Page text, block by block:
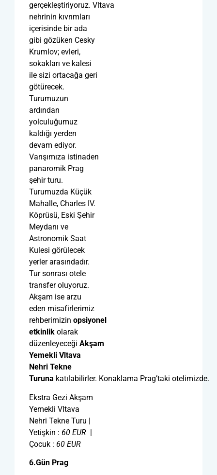
gerçekleştiriyoruz. Vltava
nehrinin kıvrımları
içerisinde bir ada
gibi gözüken Cesky
Krumlov; evleri,
sokakları ve kalesi
ile sizi ortacağa geri
götürecek.
Turumuzun
ardından
yolculuğumuz
kaldığı yerden
devam ediyor.
Varışımıza istinaden
panaromik Prag
şehir turu.
Turumuzda Küçük
Mahalle, Charles IV.
Köprüsü, Eski Şehir
Meydanı ve
Astronomik Saat
Kulesi görülecek
yerler arasındadır.
Tur sonrası otele
transfer oluyoruz.
Akşam ise arzu
eden misafirlerimiz
rehberimizin opsiyonel
etkinlik olarak
düzenleyeceği Akşam
Yemekli Vltava
Nehri Tekne
Turuna katılabilirler. Konaklama Prag’taki otelimizde.
Ekstra Gezi Akşam
Yemekli Vltava
Nehri Tekne Turu |
Yetişkin : 60 EUR |
Çocuk : 60 EUR
6.Gün Prag